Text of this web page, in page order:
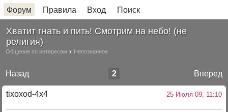
Форум Правила Вход Поиск
Хватит гнать и пить! Смотрим на небо! (не
религия)
Общение по интересам Непознанное
Назад Вперед
2
tixoxod-4x4 25 Июля 09, 11:10